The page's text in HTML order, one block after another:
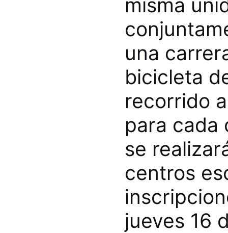
misma
una
bicicleta
recorrido
para cada
se
centros
jueves 16